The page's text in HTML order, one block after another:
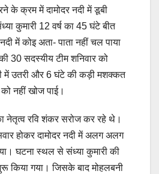
के क्रम में दामोदर नदी में डूबी
कुमारी 12 वर्ष का 45 घंटे बीत
में कोइ अता- पाता नहीं चल पाया
30 सदस्यीय टीम शनिवार को
में उतरी और 6 घंटे की कड़ी मशक्कत
नहीं खोज पाई।
नेतृत्व रवि शंकर सरोज कर रहे थे।
होकर दामोदर नदी में अलग अलग
घटना स्थल से संध्या कुमारी की
किया गया। जिसके बाद मोहलबनी